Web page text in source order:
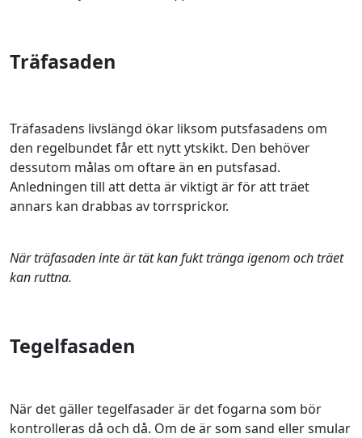
Träfasaden
Träfasadens livslängd ökar liksom putsfasadens om
den regelbundet får ett nytt ytskikt. Den behöver
dessutom målas om oftare än en putsfasad.
Anledningen till att detta är viktigt är för att träet
annars kan drabbas av torrsprickor.
När träfasaden inte är tät kan fukt tränga igenom och träet
kan ruttna.
Tegelfasaden
När det gäller tegelfasader är det fogarna som bör
kontrolleras då och då. Om de är som sand eller smular